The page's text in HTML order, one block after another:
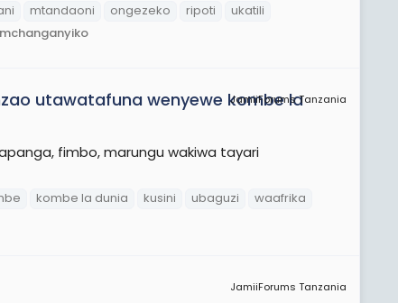
mtandaoni ongezeko ripoti
ukatili
JamiiForums Tanzania
utawatafuna wenyewe kombe la
fimbo, marungu wakiwa tayari
kombe la dunia kusini ubaguzi
waafrika
JamiiForums Tanzania